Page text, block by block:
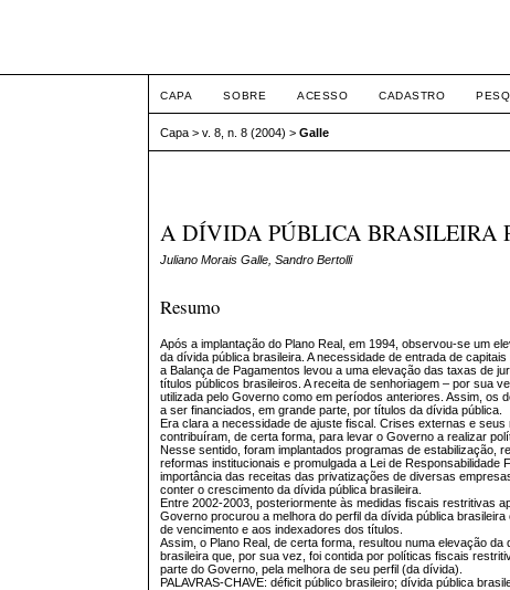
CAPA SOBRE ACESSO CADASTRO
Capa >v. 8, n. 8 (2004) >Galle
A DÍVIDA PÚBLICA BRASILEIRA
Juliano Morais Galle, Sandro Bertolli
Resumo
Após a implantação do Plano Real, em 1994, observou-se um
da dívida pública brasileira. A necessidade de entrada de
a Balança de Pagamentos levou a uma elevação das taxas de
títulos públicos brasileiros. A receita de senhoriagem – por sua
utilizada pelo Governo como em períodos anteriores. Assim, os
a ser financiados, em grande parte, por títulos da dívida pública.
Era clara a necessidade de ajuste fiscal. Crises externas e seus
contribuíram, de certa forma, para levar o Governo a realizar
Nesse sentido, foram implantados programas de estabilização,
reformas institucionais e promulgada a Lei de Responsabilidade
importância das receitas das privatizações de diversas
conter o crescimento da dívida pública brasileira.
Entre 2002-2003, posteriormente às medidas fiscais restritivas
Governo procurou a melhora do perfil da dívida pública
de vencimento e aos indexadores dos títulos.
Assim, o Plano Real, de certa forma, resultou numa elevação da
brasileira que, por sua vez, foi contida por políticas fiscais
parte do Governo, pela melhora de seu perfil (da dívida).
PALAVRAS-CHAVE: déficit público brasileiro; dívida pública